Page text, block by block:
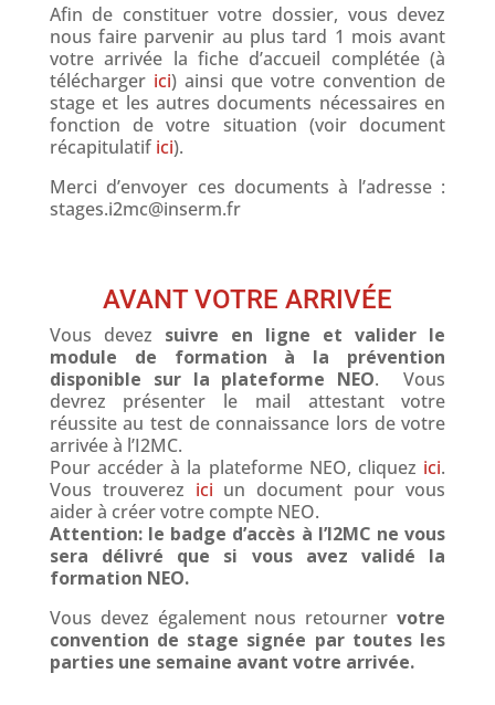
Afin de constituer votre dossier, vous devez
nous faire parvenir au plus tard 1 mois avant
votre arrivée la fiche d’accueil complétée (à
télécharger ici) ainsi que votre convention de
stage et les autres documents nécessaires en
fonction de votre situation (voir document
récapitulatif ici).
Merci d’envoyer ces documents à l’adresse :
stages.i2mc@inserm.fr
AVANT VOTRE ARRIVÉE
Vous devez suivre en ligne et valider le
module de formation à la prévention
disponible sur la plateforme NEO. Vous
devrez présenter le mail attestant votre
réussite au test de connaissance lors de votre
arrivée à l’I2MC.
Pour accéder à la plateforme NEO, cliquez ici.
Vous trouverez ici un document pour vous
aider à créer votre compte NEO.
Attention: le badge d’accès à l’I2MC ne vous
sera délivré que si vous avez validé la
formation NEO.
Vous devez également nous retourner votre
convention de stage signée par toutes les
parties une semaine avant votre arrivée.